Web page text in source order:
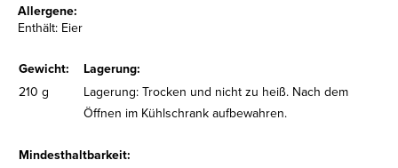
Allergene:
Enthält: Eier
Gewicht:
Lagerung:
210 g
Lagerung: Trocken und nicht zu heiß. Nach dem
Öffnen im Kühlschrank aufbewahren.
Mindesthaltbarkeit: